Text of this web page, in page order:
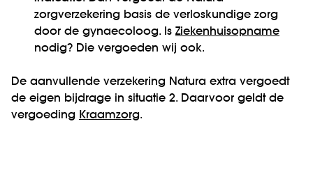
zorgverzekering basis de verloskundige zorg
door de gynaecoloog. Is Ziekenhuisopname
nodig? Die vergoeden wij ook.
De aanvullende verzekering Natura extra vergoedt
de eigen bijdrage in situatie 2. Daarvoor geldt de
vergoeding Kraamzorg.